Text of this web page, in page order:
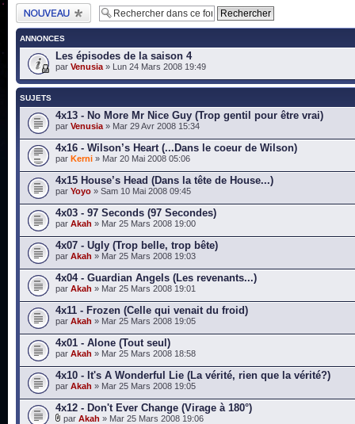
Publier un nouveau
sujet
ANNONCES
Les épisodes de la saison 4
par Venusia » Lun 24 Mars 2008 19:49
SUJETS
4x13 - No More Mr Nice Guy (Trop gentil pour être vrai)
par Venusia » Mar 29 Avr 2008 15:34
4x16 - Wilson’s Heart (...Dans le coeur de Wilson)
par Kerni » Mar 20 Mai 2008 05:06
4x15 House’s Head (Dans la tête de House...)
par Yoyo » Sam 10 Mai 2008 09:45
4x03 - 97 Seconds (97 Secondes)
par Akah » Mar 25 Mars 2008 19:00
4x07 - Ugly (Trop belle, trop bête)
par Akah » Mar 25 Mars 2008 19:03
4x04 - Guardian Angels (Les revenants...)
par Akah » Mar 25 Mars 2008 19:01
4x11 - Frozen (Celle qui venait du froid)
par Akah » Mar 25 Mars 2008 19:05
4x01 - Alone (Tout seul)
par Akah » Mar 25 Mars 2008 18:58
4x10 - It's A Wonderful Lie (La vérité, rien que la vérité?)
par Akah » Mar 25 Mars 2008 19:05
4x12 - Don't Ever Change (Virage à 180°)
par Akah » Mar 25 Mars 2008 19:06